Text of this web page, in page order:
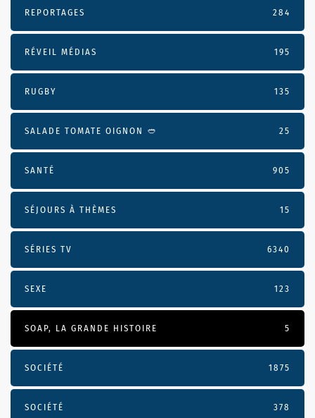
REPORTAGES 284
RÉVEIL MÉDIAS 195
RUGBY 135
SALADE TOMATE OIGNON 🥙 25
SANTÉ 905
SÉJOURS À THÈMES 15
SÉRIES TV 6340
SEXE 123
SOAP, LA GRANDE HISTOIRE 5
SOCIÉTÉ 1875
SOCIÉTÉ 378